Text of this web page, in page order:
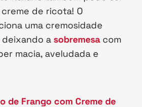
de ricota! O
uma cremosidade
deixando a sobremesa com
macia, aveludada e
de Frango com Creme de